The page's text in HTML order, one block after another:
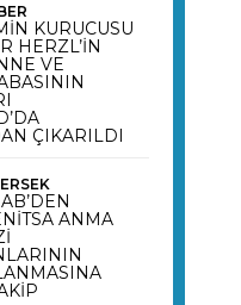
KURUCUSU
HERZL’İN
VE
ÇIKARILDI
ANMA